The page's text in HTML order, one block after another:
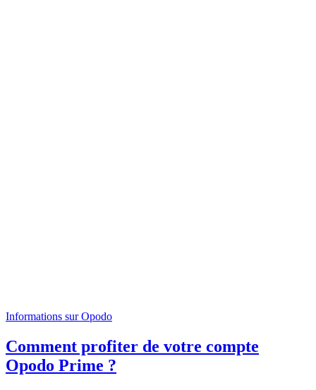
Informations sur Opodo
Comment profiter de votre compte
Opodo Prime ?